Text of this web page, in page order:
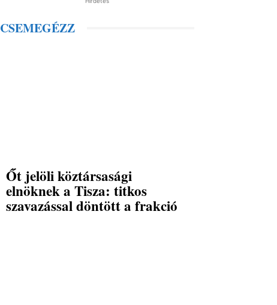
CSEMEGÉZZ
Őt jelöli köztársasági
elnöknek a Tisza: titkos
szavazással döntött a frakció